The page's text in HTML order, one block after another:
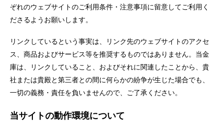
ぞれのウェブサイトのご利用条件・注意事項に留意してご利用く
ださるようお願いします。
リンクしているという事実は、リンク先のウェブサイトのアクセ
ス、商品およびサービス等を推奨するものではありません。当金
庫は、リンクしていること、およびそれに関連したことから、貴
社または貴殿と第三者との間に何らかの紛争が生じた場合でも、
一切の義務・責任を負いませんので、ご了承ください。
当サイトの動作環境について